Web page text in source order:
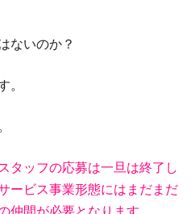
ないのか？
。
タッフの応募は一旦は終了し
ービス事業形態にはまだまだ
仲間が必要となります。